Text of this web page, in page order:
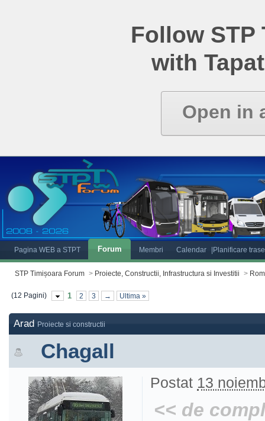
Follow STP
with
Open in
Pagina WEB a STPT Forum Membri Calendar |Planificare
STP Timișoara Forum > Proiecte, Constructii, Infrastructura si Investitii >
(12 Pagini) 1 2 3 → Ultima »
Arad Proiecte si constructii
Chagall
Postat 13
<< de